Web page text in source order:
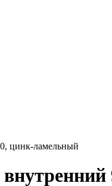
цинк-ламельный